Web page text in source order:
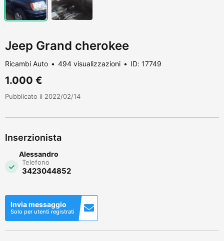
Jeep Grand cherokee
Ricambi Auto 494 visualizzazioni ID: 17749
1.000 €
Pubblicato il 2022/02/14
Inserzionista
Alessandro
Telefono
3423044852
Invia messaggio
Solo per utenti registrati